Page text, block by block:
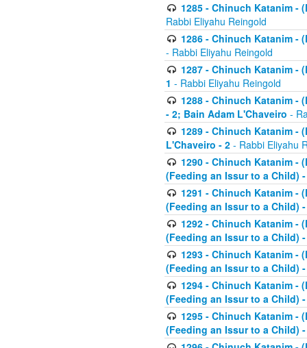
1285 - Chinuch Katanim -
Rabbi Eliyahu Reingold
1286 - Chinuch Katanim -
- Rabbi Eliyahu Reingold
1287 - Chinuch Katanim -
1 - Rabbi Eliyahu Reingold
1288 - Chinuch Katanim -
- 2; Bain Adam L'Chaveiro -
1289 - Chinuch Katanim -
L'Chaveiro - 2 - Rabbi Eliyahu
1290 - Chinuch Katanim -
(Feeding an Issur to a Child)
1291 - Chinuch Katanim -
(Feeding an Issur to a Child)
1292 - Chinuch Katanim -
(Feeding an Issur to a Child)
1293 - Chinuch Katanim -
(Feeding an Issur to a Child)
1294 - Chinuch Katanim -
(Feeding an Issur to a Child)
1295 - Chinuch Katanim -
(Feeding an Issur to a Child)